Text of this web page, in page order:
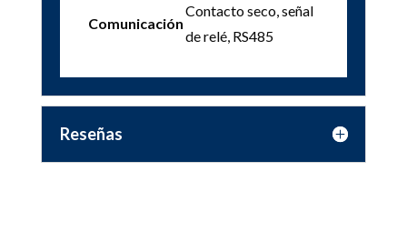
Comunicación
Contacto seco, señal
de relé, RS485
Reseñas